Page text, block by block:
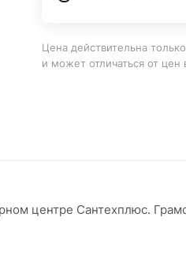
Цена действительна
и может отличаться от цен
центре Сантехплюс.